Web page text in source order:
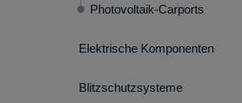
Photovoltaik-Carports
Elektrische Komponenten
Blitzschutzsysteme